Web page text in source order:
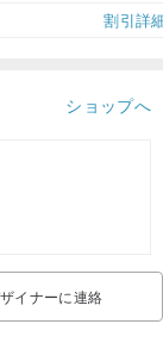
割引詳
ショップへ
イナーに連絡